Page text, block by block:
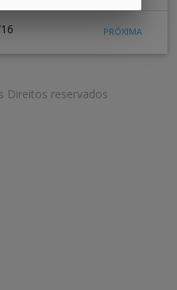
PRÓXIMA
Direitos reservados